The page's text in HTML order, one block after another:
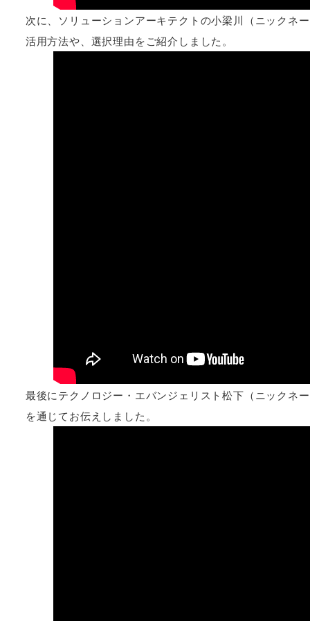
次に、ソリューションアーキテクトの小梁川（ニックネ
活用方法や、選択理由をご紹介しました。
最後にテクノロジー・エバンジェリスト松下（ニックネ
を通じてお伝えしました。